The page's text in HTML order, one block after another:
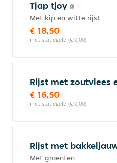
Tjap tjoy
Met kip en witte rijst
€ 18,50
incl. statiegeld (€ 0,00)
Rijst met zoutvlees
€ 16,50
incl. statiegeld (€ 0,00)
Rijst met
Met groenten